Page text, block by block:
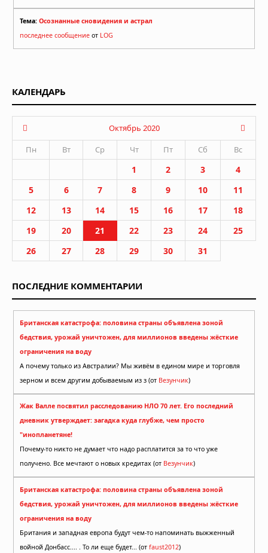
Тема: Осознанные сновидения и астрал
последнее сообщение от LOG
КАЛЕНДАРЬ
Октябрь 2020
Пн
Вт Ср Чт Пт Сб Вс
1 2 3
4
5
6 7 8 9 10
11
12
13 14 15 16 17
18
19
20 21 22 23 24
25
26
27 28 29 30 31
ПОСЛЕДНИЕ КОММЕНТАРИИ
Британская катастрофа: половина страны объявлена зоной
бедствия, урожай уничтожен, для миллионов введены жёсткие
ограничения на воду
А почему только из Австралии? Мы живём в едином мире и торговля
зерном и всем другим добываемым из з (от Везунчик)
Жак Валле посвятил расследованию НЛО 70 лет. Его последний
дневник утверждает: загадка куда глубже, чем просто
"инопланетяне!
Почему-то никто не думает что надо расплатится за то что уже
получено. Все мечтают о новых кредитах (от Везунчик)
Британская катастрофа: половина страны объявлена зоной
бедствия, урожай уничтожен, для миллионов введены жёсткие
ограничения на воду
Британия и западная европа будут чем-то напоминать выжженный
войной Донбасс.... . То ли еще будет... (от faust2012)